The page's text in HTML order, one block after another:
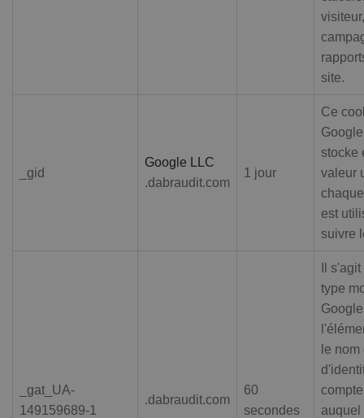
site.
_gid
Google LLC
.dabraudit.com
1 jour
Ce
stocke
valeur
est
suivre
_gat_UA-
149159689-1
.dabraudit.com
60
secondes
Il
type
le
auquel